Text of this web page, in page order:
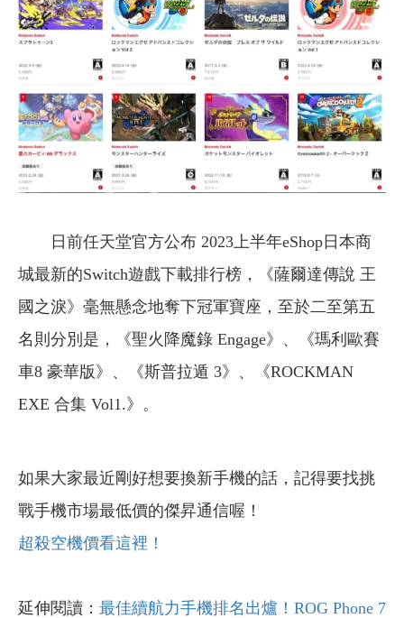
日前任天堂官方公布 2023上半年eShop日本商
城最新的Switch遊戲下載排行榜，《薩爾達傳說 王
國之淚》毫無懸念地奪下冠軍寶座，至於二至第五
名則分別是，《聖火降魔錄 Engage》、《瑪利歐賽
車8 豪華版》、《斯普拉遁 3》、《ROCKMAN
EXE 合集 Vol1.》。
如果大家最近剛好想要換新手機的話，記得要找挑
戰手機市場最低價的傑昇通信喔！
超殺空機價看這裡！
延伸閱讀： 最佳續航力手機排名出爐！ROG Phone 7